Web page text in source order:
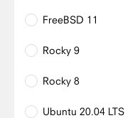
FreeBSD 11
Rocky 9
Rocky 8
Ubuntu 20.04 LTS